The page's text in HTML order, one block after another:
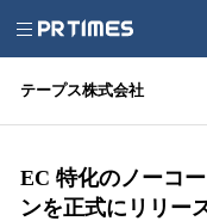
テープス株式会社
EC 特化のノーコ
ンを正式にリリー